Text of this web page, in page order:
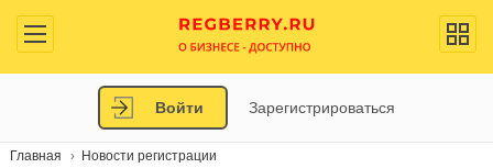
Войти Зарегистрироваться
Главная Новости регистрации